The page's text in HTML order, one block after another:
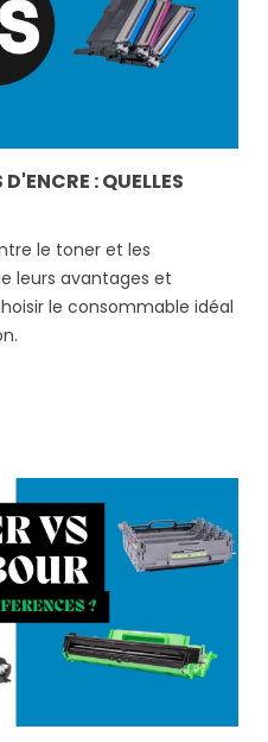
: QUELLES
le toner et les
leurs avantages et
le consommable idéal